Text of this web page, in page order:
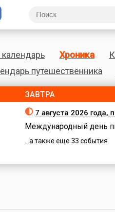
Хроника
путешественника
ЗАВТРА
7 августа 2026 года,
Международный день
...а также еще 33 события